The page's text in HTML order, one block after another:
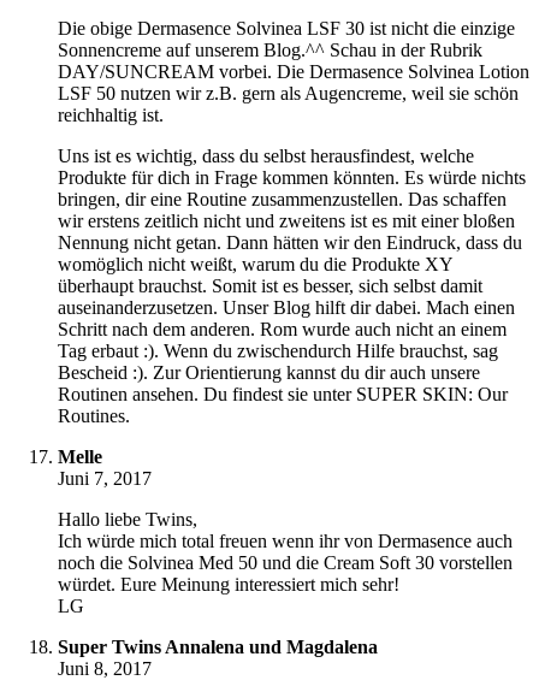
Die obige Dermasence Solvinea LSF 30 ist nicht die einzige
Sonnencreme auf unserem Blog.^^ Schau in der Rubrik
DAY/SUNCREAM vorbei. Die Dermasence Solvinea Lotion
LSF 50 nutzen wir z.B. gern als Augencreme, weil sie schön
reichhaltig ist.
Uns ist es wichtig, dass du selbst herausfindest, welche
Produkte für dich in Frage kommen könnten. Es würde nichts
bringen, dir eine Routine zusammenzustellen. Das schaffen
wir erstens zeitlich nicht und zweitens ist es mit einer bloßen
Nennung nicht getan. Dann hätten wir den Eindruck, dass du
womöglich nicht weißt, warum du die Produkte XY
überhaupt brauchst. Somit ist es besser, sich selbst damit
auseinanderzusetzen. Unser Blog hilft dir dabei. Mach einen
Schritt nach dem anderen. Rom wurde auch nicht an einem
Tag erbaut :). Wenn du zwischendurch Hilfe brauchst, sag
Bescheid :). Zur Orientierung kannst du dir auch unsere
Routinen ansehen. Du findest sie unter SUPER SKIN: Our
Routines.
Melle
Juni 7, 2017
Hallo liebe Twins,
Ich würde mich total freuen wenn ihr von Dermasence auch
noch die Solvinea Med 50 und die Cream Soft 30 vorstellen
würdet. Eure Meinung interessiert mich sehr!
LG
Super Twins Annalena und Magdalena
Juni 8, 2017